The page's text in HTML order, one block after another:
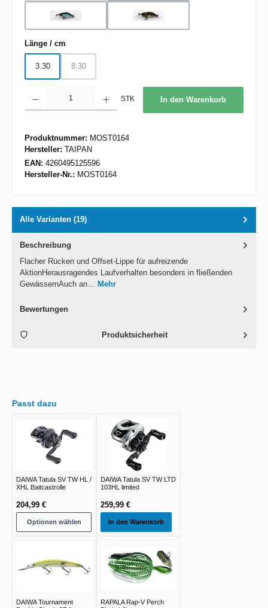
Rainbow Trout US Perch
Länge / cm
3.30 8.30
(Diese Option ist zurzeit nicht verfügbar.)
STK In den Warenkorb
Produktnummer: MOST0164
Hersteller: TAIPAN
EAN: 4260495125596
Hersteller-Nr.: MOST0164
Alle Varianten (19)
Beschreibung
Flacher Rücken und Offset-Lippe für aufreizende
AktionHerausragendes Laufverhalten besonders in fließenden
GewässernAuch an… Mehr
Bewertungen
Produktsicherheit
Passt dazu
DAIWA Tatula SV TW HL /
XHL Baitcastrolle
204,99 €
Optionen wählen
DAIWA Tatula SV TW LTD
103HL limited
259,99 €
In den Warenkorb
DAIWA Tournament
RAPALA Rap-V Perch